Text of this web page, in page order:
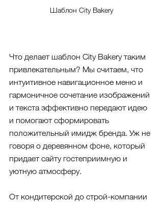
Шаблон City Bakery
Что делает шаблон City Bakery таким
привлекательным? Мы считаем, что
интуитивное навигационное меню и
гармоничное сочетание изображений
и текста эффективно передают идею
и помогают сформировать
положительный имидж бренда. Уж не
говоря о деревянном фоне, который
придает сайту гостеприимную и
уютную атмосферу.
От кондитерской до строй-компании